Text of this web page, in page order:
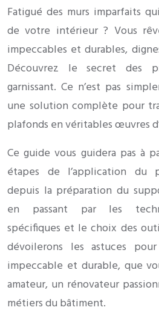
Fatigué des murs imparfaits
de votre intérieur ? Vous
impeccables et durables,
Découvrez le secret des
garnissant. Ce n’est pas
une solution complète pour
plafonds en véritables œuvres
Ce guide vous guidera pas à
étapes de l’application du
depuis la préparation du
en passant par les
spécifiques et le choix des
dévoilerons les astuces
impeccable et durable, que
amateur, un rénovateur
métiers du bâtiment.